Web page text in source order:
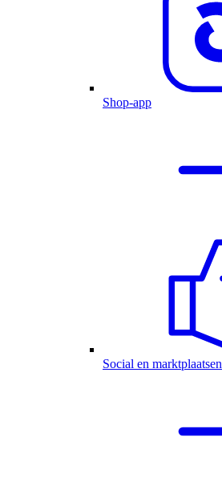
Shop-app
Social en marktplaatsen